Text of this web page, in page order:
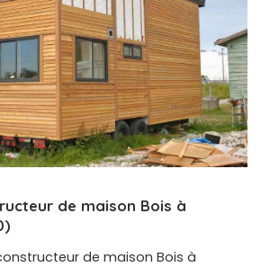
de maison Bois à
de maison Bois à